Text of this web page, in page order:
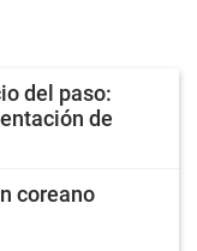
del paso:
de
coreano